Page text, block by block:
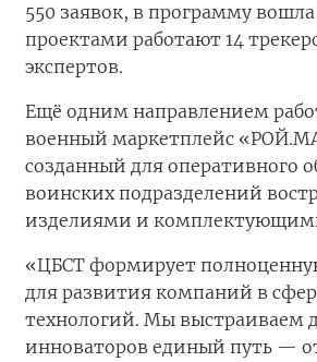
550 заявок, в программу вошла
проектами работают 14
экспертов.
Ещё одним направлением
военный маркетплейс
созданный для оперативного
воинских подразделений
изделиями и
«ЦБСТ формирует
для развития компаний в
технологий. Мы выстраиваем
инноваторов единый путь —